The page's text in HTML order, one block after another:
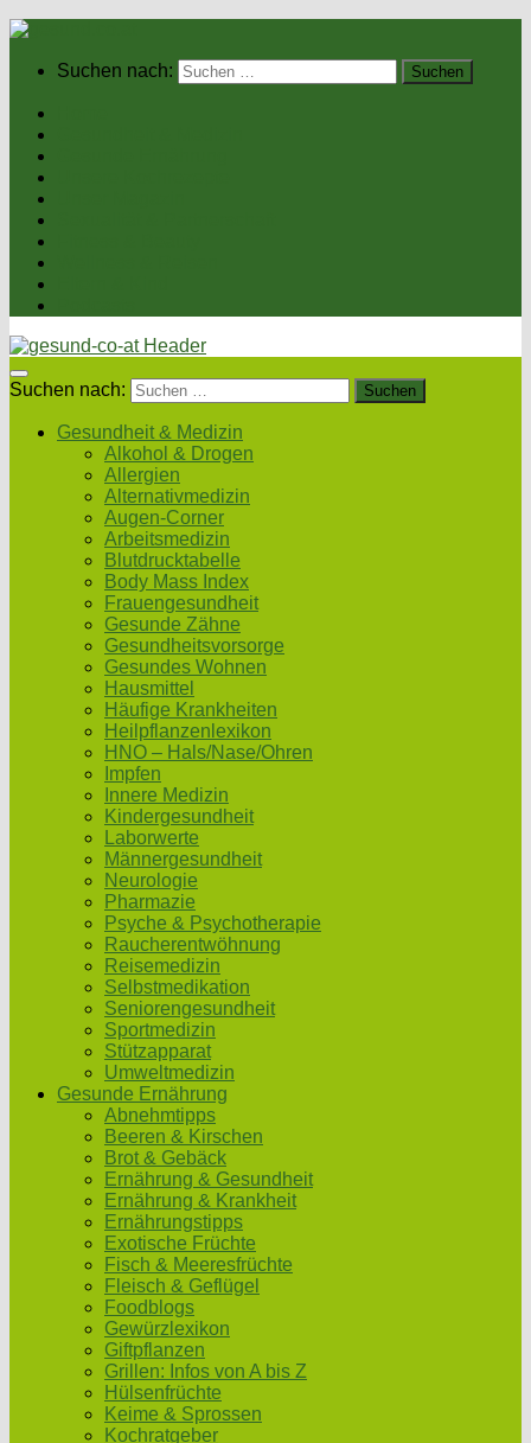
Suchen nach:
Suchen nach:
Gesundheit & Medizin
Alkohol & Drogen
Allergien
Alternativmedizin
Augen-Corner
Arbeitsmedizin
Blutdrucktabelle
Body Mass Index
Frauengesundheit
Gesunde Zähne
Gesundheitsvorsorge
Gesundes Wohnen
Hausmittel
Häufige Krankheiten
Heilpflanzenlexikon
HNO – Hals/Nase/Ohren
Impfen
Innere Medizin
Kindergesundheit
Laborwerte
Männergesundheit
Neurologie
Pharmazie
Psyche & Psychotherapie
Raucherentwöhnung
Reisemedizin
Selbstmedikation
Seniorengesundheit
Sportmedizin
Stützapparat
Umweltmedizin
Gesunde Ernährung
Abnehmtipps
Beeren & Kirschen
Brot & Gebäck
Ernährung & Gesundheit
Ernährung & Krankheit
Ernährungstipps
Exotische Früchte
Fisch & Meeresfrüchte
Fleisch & Geflügel
Foodblogs
Gewürzlexikon
Giftpflanzen
Grillen: Infos von A bis Z
Hülsenfrüchte
Keime & Sprossen
Kochratgeber